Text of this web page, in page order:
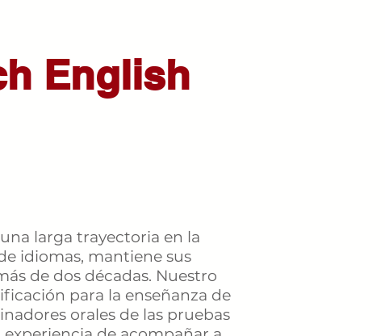
English
larga trayectoria en la
idiomas, mantiene sus
de dos décadas. Nuestro
para la enseñanza de
orales de las pruebas